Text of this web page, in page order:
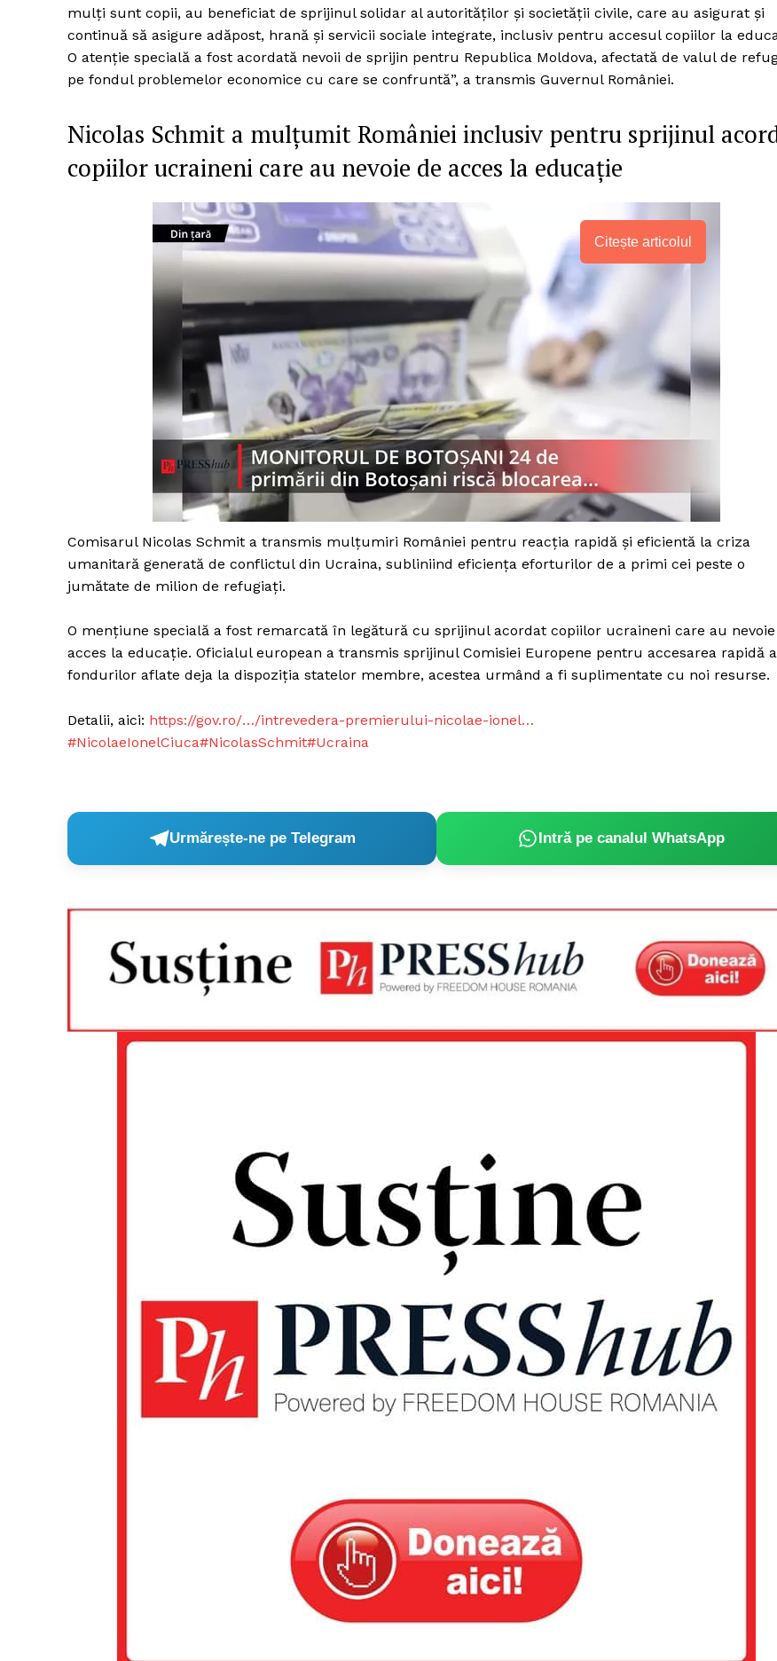
Un proiect
FREEDOM HOUSE
PRESShub
Proiecte editoriale
Rețea
mulți sunt copii, au beneficiat de sprijinul solidar al autorităților și societății civile, care au asigurat și
continuă să asigure adăpost, hrană și servicii sociale integrate, inclusiv pentru accesul copiilor la
O atenție specială a fost acordată nevoii de sprijin pentru Republica Moldova, afectată de valul de
pe fondul problemelor economice cu care se confruntă”, a transmis Guvernul României.
Nicolas Schmit a mulțumit României inclusiv pentru sprijinul
copiilor ucraineni care au nevoie de acces la educație
Citește articolul
Comisarul Nicolas Schmit a transmis mulțumiri României pentru reacția rapidă și eficientă la criza
umanitară generată de conflictul din Ucraina, subliniind eficiența eforturilor de a primi cei peste o
jumătate de milion de refugiați.
O mențiune specială a fost remarcată în legătură cu sprijinul acordat copiilor ucraineni care au nevoie
acces la educație. Oficialul european a transmis sprijinul Comisiei Europene pentru accesarea rapidă a
fondurilor aflate deja la dispoziția statelor membre, acestea urmând a fi suplimentate cu noi resurse.
Detalii, aici: https://gov.ro/…/intrevedera-premierului-nicolae-ionel…
#NicolaeIonelCiuca#NicolasSchmit#Ucraina
Urmărește-ne pe Telegram Intră pe canalul WhatsApp